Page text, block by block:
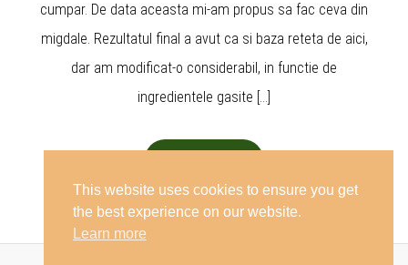
cumpar. De data aceasta mi-am propus sa fac ceva din
migdale. Rezultatul final a avut ca si baza reteta de aici,
dar am modificat-o considerabil, in functie de
ingredientele gasite […]
This website uses cookies to ensure you get
the best experience on our website.
Learn more